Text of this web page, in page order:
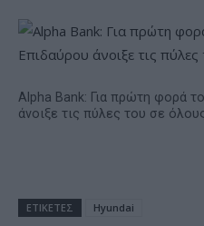
Alpha Bank: Για πρώτη φορά
άνοιξε τις πύλες του σε
ΕΤΙΚΕΤΕΣ Hyundai